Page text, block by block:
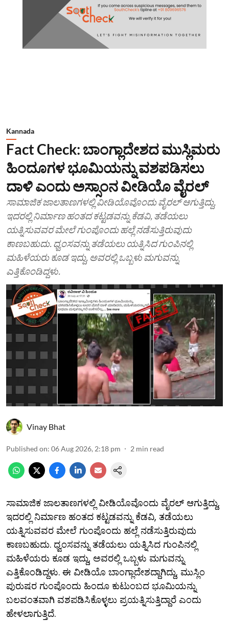
Kannada
Fact Check: ಬಾಂಗ್ಲಾದೇಶದ ಮುಸ್ಲಿಮರು
ಹಿಂದೂಗಳ ಭೂಮಿಯನ್ನು ವಶಪಡಿಸಲು
ದಾಳಿ ಎಂದು ಅಸ್ಸಾಂನ ವೀಡಿಯೊ ವೈರಲ್
ಸಾಮಾಜಿಕ ಜಾಲತಾಣಗಳಲ್ಲಿ ವೀಡಿಯೊವೊಂದು ವೈರಲ್ ಆಗುತ್ತಿದ್ದು,
ಇದರಲ್ಲಿ ನಿರ್ಮಾಣ ಹಂತದ ಕಟ್ಟಡವನ್ನು ಕೆಡವಿ, ತಡೆಯಲು
ಯತ್ನಿಸುವವರ ಮೇಲೆ ಗುಂಪೊಂದು ಹಲ್ಲೆ ನಡೆಸುತ್ತಿರುವುದು
ಕಾಣಬಹುದು. ಧ್ವಂಸವನ್ನು ತಡೆಯಲು ಯತ್ನಿಸಿದ ಗುಂಪಿನಲ್ಲಿ
ಮಹಿಳೆಯರು ಕೂಡ ಇದ್ದು, ಅವರಲ್ಲಿ ಒಬ್ಬಳು ಮಗುವನ್ನು
ಎತ್ತಿಕೊಂಡಿದ್ದಳು.
Vinay Bhat
Published on: 06 Aug 2026, 2:18 pm 2 min read
ಸಾಮಾಜಿಕ ಜಾಲತಾಣಗಳಲ್ಲಿ ವೀಡಿಯೊವೊಂದು ವೈರಲ್ ಆಗುತ್ತಿದ್ದು,
ಇದರಲ್ಲಿ ನಿರ್ಮಾಣ ಹಂತದ ಕಟ್ಟಡವನ್ನು ಕೆಡವಿ, ತಡೆಯಲು
ಯತ್ನಿಸುವವರ ಮೇಲೆ ಗುಂಪೊಂದು ಹಲ್ಲೆ ನಡೆಸುತ್ತಿರುವುದು
ಕಾಣಬಹುದು. ಧ್ವಂಸವನ್ನು ತಡೆಯಲು ಯತ್ನಿಸಿದ ಗುಂಪಿನಲ್ಲಿ
ಮಹಿಳೆಯರು ಕೂಡ ಇದ್ದು, ಅವರಲ್ಲಿ ಒಬ್ಬಳು ಮಗುವನ್ನು
ಎತ್ತಿಕೊಂಡಿದ್ದಳು. ಈ ವೀಡಿಯೊ ಬಾಂಗ್ಲಾದೇಶದ್ದಾಗಿದ್ದು, ಮುಸ್ಲಿಂ
ಪುರುಷರ ಗುಂಪೊಂದು ಹಿಂದೂ ಕುಟುಂಬದ ಭೂಮಿಯನ್ನು
ಬಲವಂತವಾಗಿ ವಶಪಡಿಸಿಕೊಳ್ಳಲು ಪ್ರಯತ್ನಿಸುತ್ತಿದ್ದಾರೆ ಎಂದು
ಹೇಳಲಾಗುತ್ತಿದೆ.